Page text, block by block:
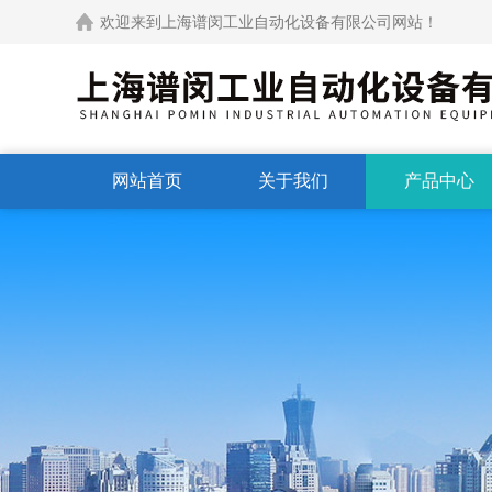
欢迎来到上海谱闵工业自动化设备有限公司网站！
网站首页 关于我们 产品中心